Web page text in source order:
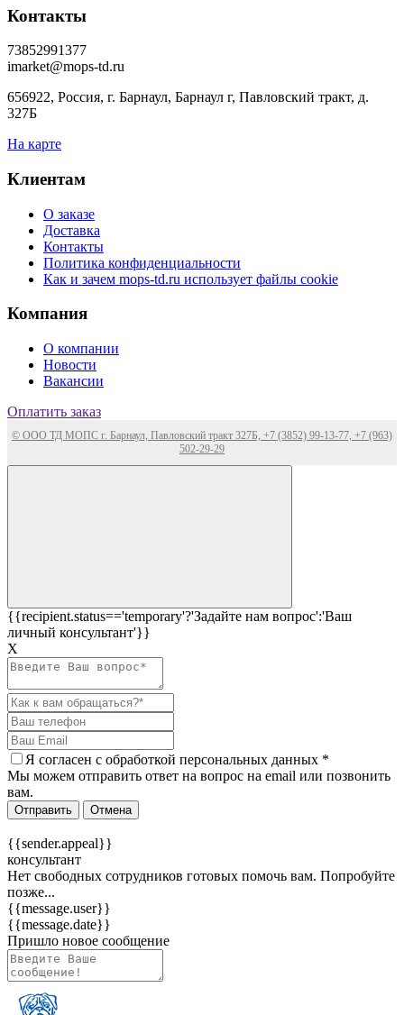
Контакты
73852991377
imarket@mops-td.ru
656922, Россия, г. Барнаул, Барнаул г, Павловский тракт, д.
327Б
На карте
Клиентам
О заказе
Доставка
Контакты
Политика конфиденциальности
Как и зачем mops-td.ru использует файлы cookie
Компания
О компании
Новости
Вакансии
Оплатить заказ
© ООО ТД МОПС г. Барнаул, Павловский тракт 327Б, +7 (3852) 99-13-77, +7 (963)
502-29-29
{{recipient.status=='temporary'?'Задайте нам вопрос':'Ваш
личный консультант'}}
Х
Я согласен c обработкой персональных данных *
Мы можем отправить ответ на вопрос на email или позвонить
вам.
Отправить Отмена
{{sender.appeal}}
консультант
Нет свободных сотрудников готовых помочь вам. Попробуйте
позже...
{{message.user}}
{{message.date}}
Пришло новое сообщение